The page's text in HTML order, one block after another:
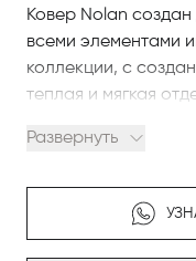
Ковер Nolan
всеми элементами
коллекции, с
теплая и мягкая
гармонично
Дизайн: Ditre Italia.
отделок,
Развернуть